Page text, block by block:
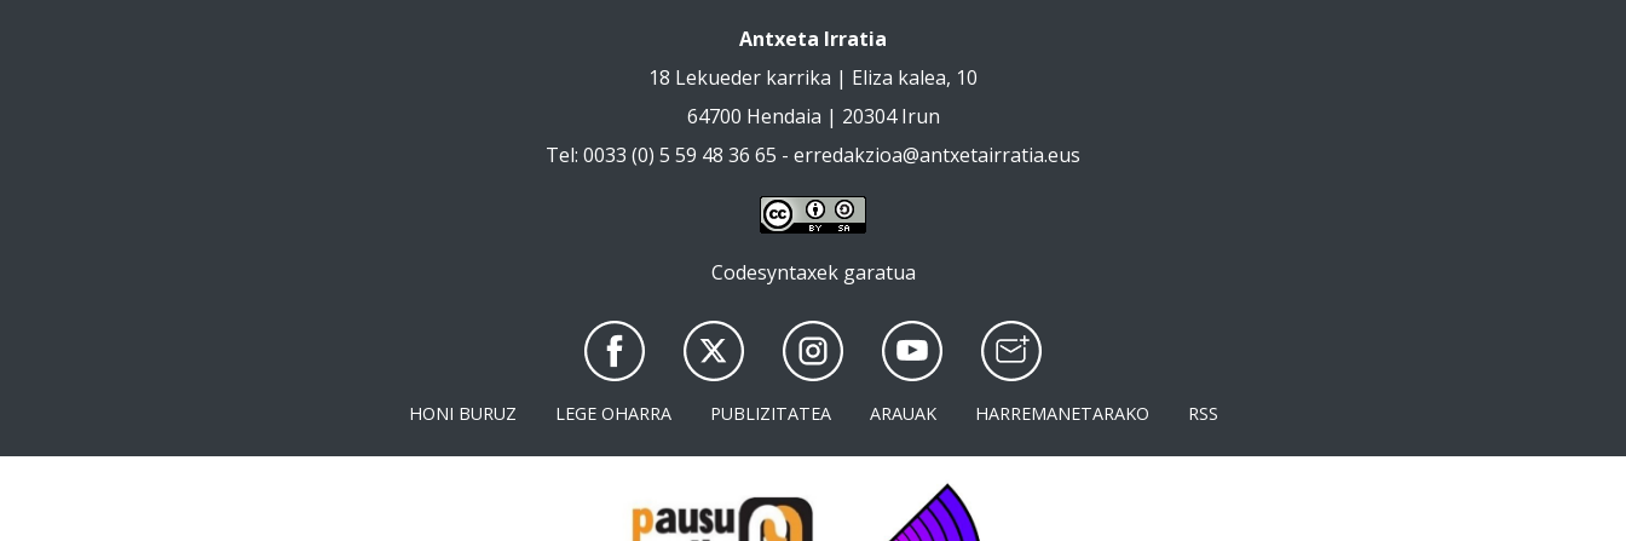
Antxeta Irratia
18 Lekueder karrika | Eliza kalea, 10
64700 Hendaia | 20304 Irun
Tel: 0033 (0) 5 59 48 36 65 - erredakzioa@antxetairratia.eus
Codesyntaxek garatua
HONI BURUZ LEGE OHARRA PUBLIZITATEA ARAUAK HARREMANETARAKO RSS